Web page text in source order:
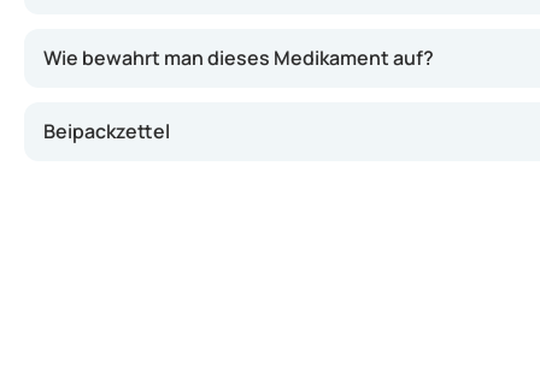
Wie bewahrt man dieses Medikament auf?
Beipackzettel